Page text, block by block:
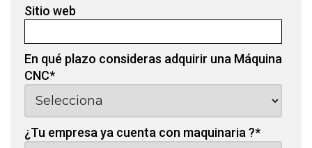
Sitio web
En qué plazo consideras adquirir una Máquina
CNC*
¿Tu empresa ya cuenta con maquinaria ?*